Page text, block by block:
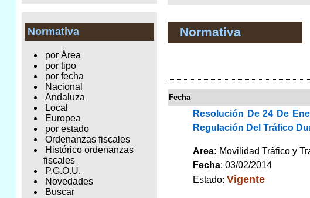
Normativa
por Área
por tipo
por fecha
Nacional
Andaluza
Local
Europea
por estado
Ordenanzas fiscales
Histórico ordenanzas
fiscales
P.G.O.U.
Novedades
Buscar
Normativa
Fecha
Resolución De 24 De
Regulación Del Tráfico
Area: Movilidad Tráfico y
Fecha: 03/02/2014
Estado: Vigente